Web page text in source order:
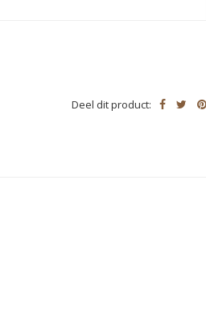
Deel dit product: